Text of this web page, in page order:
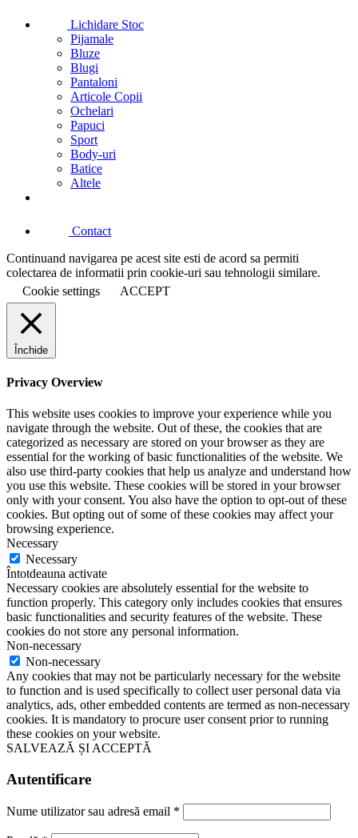
Lichidare Stoc
Pijamale
Bluze
Blugi
Pantaloni
Articole Copii
Ochelari
Papuci
Sport
Body-uri
Batice
Altele
Contact
Continuand navigarea pe acest site esti de acord sa permiti
colectarea de informatii prin cookie-uri sau tehnologii similare.
Cookie settings
ACCEPT
Închide
Privacy Overview
This website uses cookies to improve your experience while you
navigate through the website. Out of these, the cookies that are
categorized as necessary are stored on your browser as they are
essential for the working of basic functionalities of the website. We
also use third-party cookies that help us analyze and understand how
you use this website. These cookies will be stored in your browser
only with your consent. You also have the option to opt-out of these
cookies. But opting out of some of these cookies may affect your
browsing experience.
Necessary
Necessary
Întotdeauna activate
Necessary cookies are absolutely essential for the website to
function properly. This category only includes cookies that ensures
basic functionalities and security features of the website. These
cookies do not store any personal information.
Non-necessary
Non-necessary
Any cookies that may not be particularly necessary for the website
to function and is used specifically to collect user personal data via
analytics, ads, other embedded contents are termed as non-necessary
cookies. It is mandatory to procure user consent prior to running
these cookies on your website.
SALVEAZĂ ȘI ACCEPTĂ
Autentificare
Nume utilizator sau adresă email *